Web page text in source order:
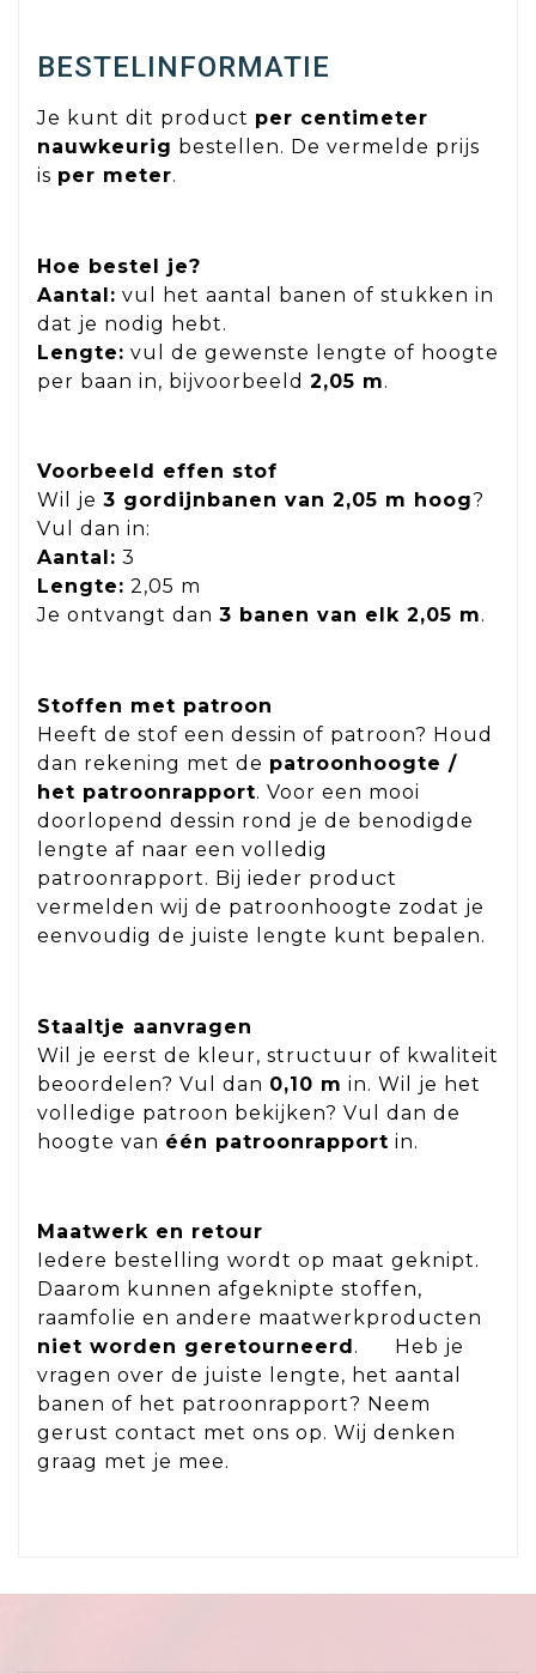
BESTELINFORMATIE
Je kunt dit product per centimeter
nauwkeurig bestellen. De vermelde prijs
is per meter.
Hoe bestel je?
Aantal: vul het aantal banen of stukken in
dat je nodig hebt.
Lengte: vul de gewenste lengte of hoogte
per baan in, bijvoorbeeld 2,05 m.
Voorbeeld effen stof
Wil je 3 gordijnbanen van 2,05 m hoog?
Vul dan in:
Aantal: 3
Lengte: 2,05 m
Je ontvangt dan 3 banen van elk 2,05 m.
Stoffen met patroon
Heeft de stof een dessin of patroon? Houd
dan rekening met de patroonhoogte /
het patroonrapport. Voor een mooi
doorlopend dessin rond je de benodigde
lengte af naar een volledig
patroonrapport. Bij ieder product
vermelden wij de patroonhoogte zodat je
eenvoudig de juiste lengte kunt bepalen.
Staaltje aanvragen
Wil je eerst de kleur, structuur of kwaliteit
beoordelen? Vul dan 0,10 m in. Wil je het
volledige patroon bekijken? Vul dan de
hoogte van één patroonrapport in.
Maatwerk en retour
Iedere bestelling wordt op maat geknipt.
Daarom kunnen afgeknipte stoffen,
raamfolie en andere maatwerkproducten
niet worden geretourneerd . Heb je
vragen over de juiste lengte, het aantal
banen of het patroonrapport? Neem
gerust contact met ons op. Wij denken
graag met je mee.